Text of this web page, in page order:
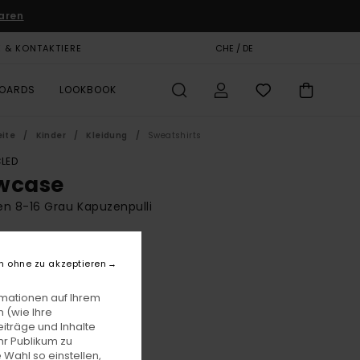
& KONTAKTIERE CHE / DE
LOOKBOOK
Kinder Kleidung Sweatshirts
8-16 Grau Kapuzenpulli
63%
RABATT EXTRA 25 %
auf Ihrem
(wie Ihre
und Inhalte
Publikum zu
so einstellen,
ohne zu akzeptieren